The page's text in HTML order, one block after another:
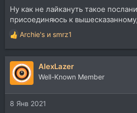
Ну как не лайкануть такое
присоединяюсь к
Р
е
а
к
ц
и
и
:
Archie's и smrz1
AlexLazer
Well-Known Member
8 Янв 2021